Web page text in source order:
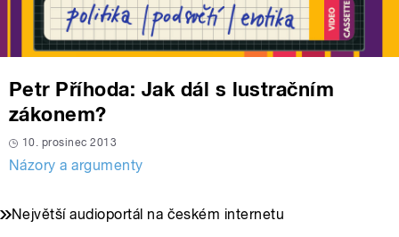
Petr Příhoda: Jak dál s lustračním
zákonem?
10. prosinec 2013
Názory a argumenty
Největší audioportál na českém internetu